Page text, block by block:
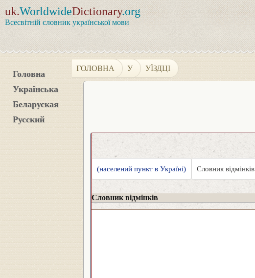
uk.WorldwideDictionary.org
Всесвітній словник української мови
Головна
Українська
Беларуская
Русский
ГОЛОВНА У УЇЗДЦІ
(населений пункт в Україні) Словник відмінків
Словник відмінків